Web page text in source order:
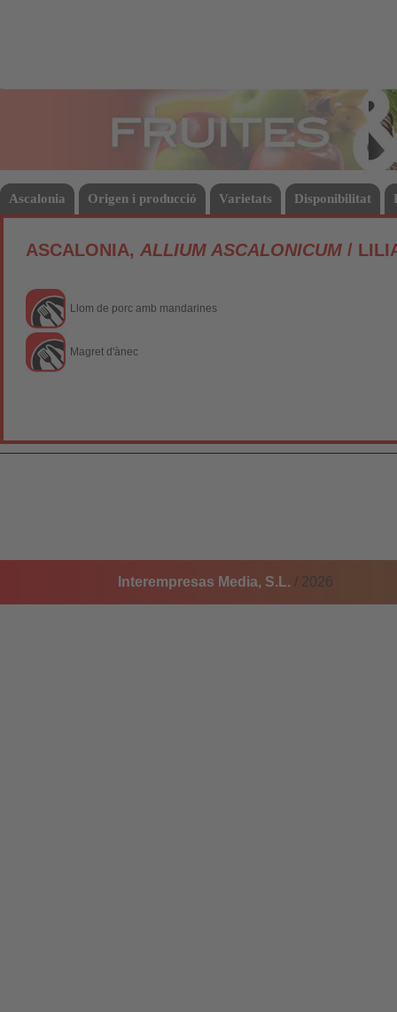
Ascalonia Origen i producció Varietats Disponibilitat
ASCALONIA, ALLIUM ASCALONICUM /
Llom de porc amb mandarines
Magret d'ànec
Interempresas Media, S.L. / 2026